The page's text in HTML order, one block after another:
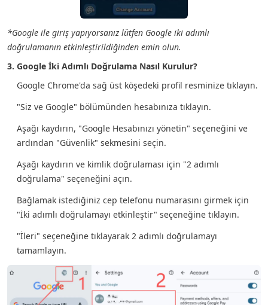
*Google ile giriş yapıyorsanız lütfen Google iki adımlı
doğrulamanın etkinleştirildiğinden emin olun.
3. Google İki Adımlı Doğrulama Nasıl Kurulur?
Google Chrome'da sağ üst köşedeki profil resminize tıklayın.
"Siz ve Google" bölümünden hesabınıza tıklayın.
Aşağı kaydırın, "Google Hesabınızı yönetin" seçeneğini ve
ardından "Güvenlik" sekmesini seçin.
Aşağı kaydırın ve kimlik doğrulaması için "2 adımlı
doğrulama" seçeneğini açın.
Bağlamak istediğiniz cep telefonu numarasını girmek için
"İki adımlı doğrulamayı etkinleştir" seçeneğine tıklayın.
"İleri" seçeneğine tıklayarak 2 adımlı doğrulamayı
tamamlayın.